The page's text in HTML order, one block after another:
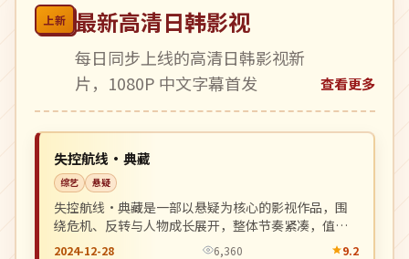
上新 最新高清日韩影视
每日同步上线的高清日韩影视新
片，1080P 中文字幕首发
查看更多
美国
院线
失控航线·典藏
综艺 悬疑
失控航线·典藏是一部以悬疑为核心的影视作品，围
绕危机、反转与人物成长展开，整体节奏紧凑，值得
推荐观看。
2024-12-28 6,360 9.2